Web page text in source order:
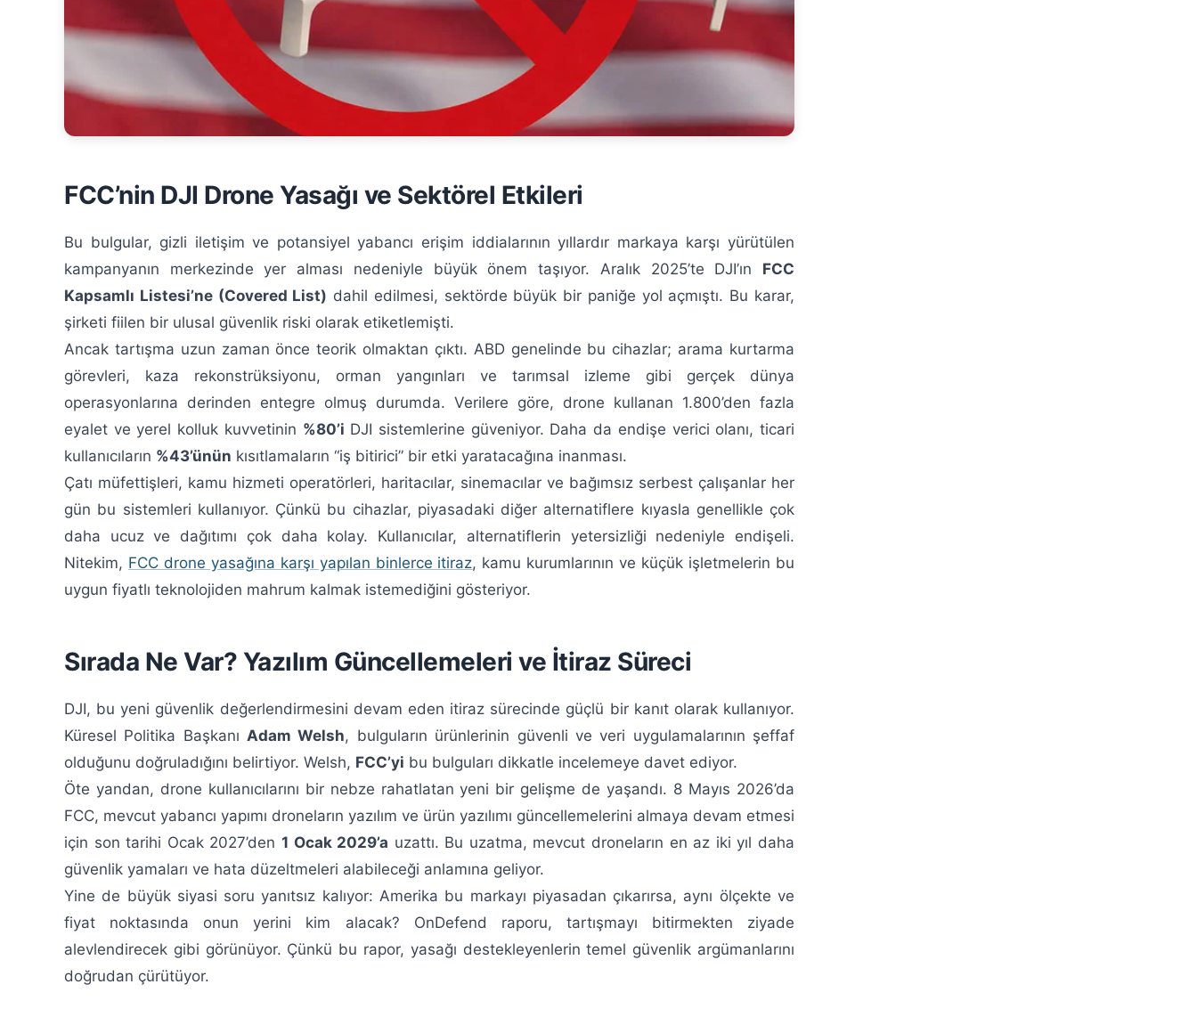
FCC’nin DJI Drone Yasağı ve Sektörel Etkileri
Bu bulgular, gizli iletişim ve potansiyel yabancı erişim iddialarının yıllardır markaya karşı yürütülen
kampanyanın merkezinde yer alması nedeniyle büyük önem taşıyor. Aralık 2025’te DJI’ın FCC
Kapsamlı Listesi’ne (Covered List) dahil edilmesi, sektörde büyük bir paniğe yol açmıştı. Bu karar,
şirketi fiilen bir ulusal güvenlik riski olarak etiketlemişti.
Ancak tartışma uzun zaman önce teorik olmaktan çıktı. ABD genelinde bu cihazlar; arama kurtarma
görevleri, kaza rekonstrüksiyonu, orman yangınları ve tarımsal izleme gibi gerçek dünya
operasyonlarına derinden entegre olmuş durumda. Verilere göre, drone kullanan 1.800’den fazla
eyalet ve yerel kolluk kuvvetinin %80’i DJI sistemlerine güveniyor. Daha da endişe verici olanı, ticari
kullanıcıların %43’ünün kısıtlamaların “iş bitirici” bir etki yaratacağına inanması.
Çatı müfettişleri, kamu hizmeti operatörleri, haritacılar, sinemacılar ve bağımsız serbest çalışanlar her
gün bu sistemleri kullanıyor. Çünkü bu cihazlar, piyasadaki diğer alternatiflere kıyasla genellikle çok
daha ucuz ve dağıtımı çok daha kolay. Kullanıcılar, alternatiflerin yetersizliği nedeniyle endişeli.
Nitekim, FCC drone yasağına karşı yapılan binlerce itiraz, kamu kurumlarının ve küçük işletmelerin bu
uygun fiyatlı teknolojiden mahrum kalmak istemediğini gösteriyor.
Sırada Ne Var? Yazılım Güncellemeleri ve İtiraz Süreci
DJI, bu yeni güvenlik değerlendirmesini devam eden itiraz sürecinde güçlü bir kanıt olarak kullanıyor.
Küresel Politika BaşkanıAdam Welsh, bulguların ürünlerinin güvenli ve veri uygulamalarının şeffaf
olduğunu doğruladığını belirtiyor. Welsh, FCC’yi bu bulguları dikkatle incelemeye davet ediyor.
Öte yandan, drone kullanıcılarını bir nebze rahatlatan yeni bir gelişme de yaşandı. 8 Mayıs 2026’da
FCC, mevcut yabancı yapımı droneların yazılım ve ürün yazılımı güncellemelerini almaya devam etmesi
için son tarihi Ocak 2027’den 1 Ocak 2029’a uzattı. Bu uzatma, mevcut droneların en az iki yıl daha
güvenlik yamaları ve hata düzeltmeleri alabileceği anlamına geliyor.
Yine de büyük siyasi soru yanıtsız kalıyor: Amerika bu markayı piyasadan çıkarırsa, aynı ölçekte ve
fiyat noktasında onun yerini kim alacak? OnDefend raporu, tartışmayı bitirmekten ziyade
alevlendirecek gibi görünüyor. Çünkü bu rapor, yasağı destekleyenlerin temel güvenlik argümanlarını
doğrudan çürütüyor.